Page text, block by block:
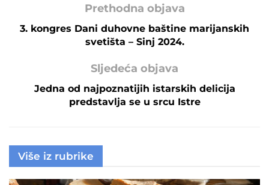
Prethodna objava
3. kongres Dani duhovne baštine marijanskih
svetišta – Sinj 2024.
Sljedeća objava
Jedna od najpoznatijih istarskih delicija
predstavlja se u srcu Istre
Više iz rubrike